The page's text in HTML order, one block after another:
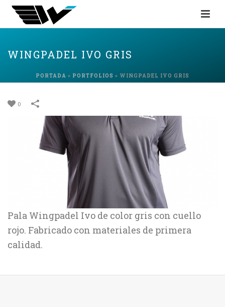
WINGPADEL IVO GRIS
PORTADA » PORTFOLIOS » WINGPADEL IVO GRIS
0
Pala Wingpadel Ivo de color gris con cuello
rojo. Fabricado con materiales de primera
calidad.